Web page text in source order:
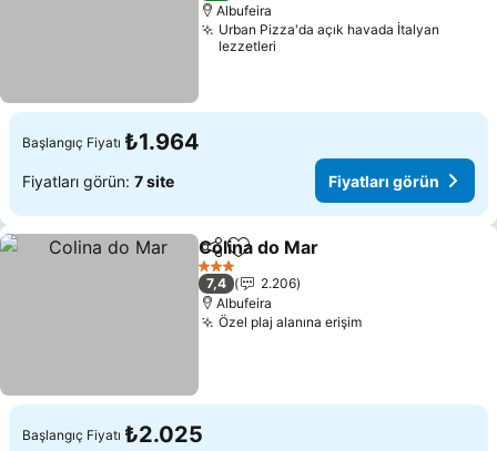
Albufeira
Urban Pizza'da açık havada İtalyan
lezzetleri
Başlangıç Fiyatı ₺1.964
Fiyatları görün: 7 site Fiyatları görün
PaylaşFavorilerime ekle
Colina do Mar
3 Yıldız
7,4
2.206
Albufeira
Özel plaj alanına erişimFiyatları görün
Başlangıç Fiyatı ₺2.025